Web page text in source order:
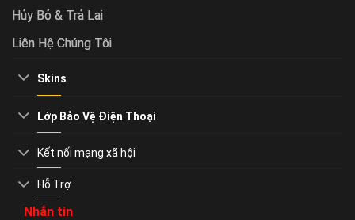
Hủy Bỏ & Trả Lại
Liên Hệ Chúng Tôi
Skins
Lớp Bảo Vệ Điện Thoại
Kết nối mạng xã hội
Hỗ Trợ
Nhắn tin